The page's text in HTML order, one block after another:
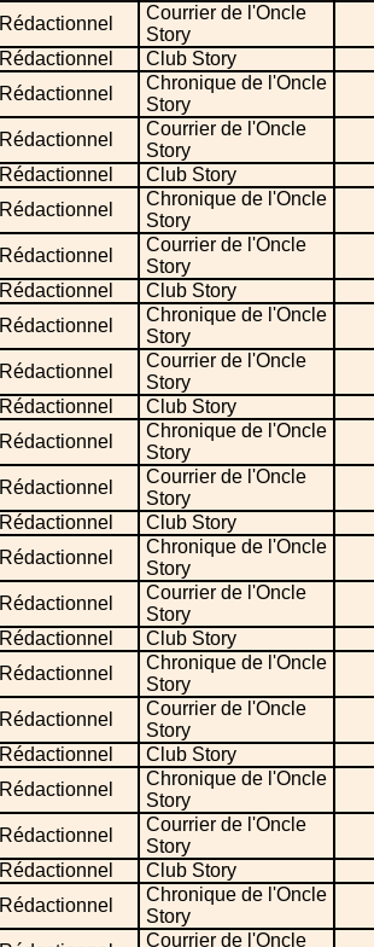
Rédactionnel
Courrier de l'Oncle
Story
Rédactionnel
Club Story
Rédactionnel
Chronique de l'Oncle
Story
Rédactionnel
Courrier de l'Oncle
Story
Rédactionnel
Club Story
Rédactionnel
Chronique de l'Oncle
Story
Rédactionnel
Courrier de l'Oncle
Story
Rédactionnel
Club Story
Rédactionnel
Chronique de l'Oncle
Story
Rédactionnel
Courrier de l'Oncle
Story
Rédactionnel
Club Story
Rédactionnel
Chronique de l'Oncle
Story
Rédactionnel
Courrier de l'Oncle
Story
Rédactionnel
Club Story
Rédactionnel
Chronique de l'Oncle
Story
Rédactionnel
Courrier de l'Oncle
Story
Rédactionnel
Club Story
Rédactionnel
Chronique de l'Oncle
Story
Rédactionnel
Courrier de l'Oncle
Story
Rédactionnel
Club Story
Rédactionnel
Chronique de l'Oncle
Story
Rédactionnel
Courrier de l'Oncle
Story
Rédactionnel
Club Story
Rédactionnel
Chronique de l'Oncle
Story
Courrier de l'Oncle